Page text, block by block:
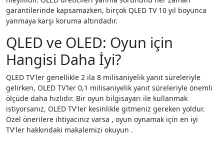
garantilerinde kapsamazken, birçok QLED TV 10 yıl boyunca
yanmaya karşı koruma altındadır.
QLED ve OLED: Oyun için
Hangisi Daha İyi?
QLED TV'ler genellikle 2 ila 8 milisaniyelik yanıt süreleriyle
gelirken, OLED TV'ler 0,1 milisaniyelik yanıt süreleriyle önemli
ölçüde daha hızlıdır. Bir oyun bilgisayarı ile kullanmak
istiyorsanız, OLED TV'ler kesinlikle gitmeniz gereken yoldur.
Özel önerilere ihtiyacınız varsa , oyun oynamak için en iyi
TV'ler hakkındaki makalemizi okuyun .